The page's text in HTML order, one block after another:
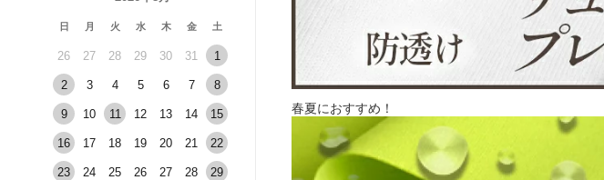
日 月 火 水 木 金 土
26 27 28 29 30 31 1
2 3 4 5 6 7 8
9 10 11 12 13 14 15
16 17 18 19 20 21 22
23 24 25 26 27 28 29
春夏におすすめ！